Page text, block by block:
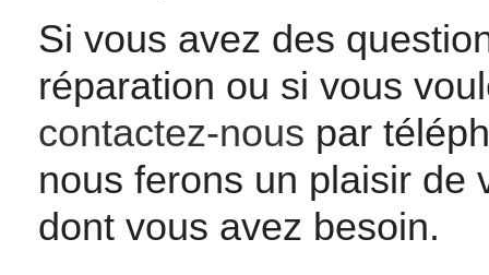
Si vous avez des
réparation ou si vous
contactez-nous par
nous ferons un plaisir de
dont vous avez besoin.